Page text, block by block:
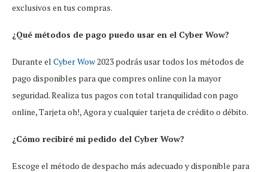
exclusivos en tus compras.
¿Qué métodos de pago puedo usar en el Cyber Wow?
Durante el Cyber Wow2023 podrás usar todos los métodos de
pago disponibles para que compres online con la mayor
seguridad. Realiza tus pagos con total tranquilidad con pago
online, Tarjeta oh!, Agora y cualquier tarjeta de crédito o débito.
¿Cómo recibiré mi pedido del Cyber Wow?
Escoge el método de despacho más adecuado y disponible para